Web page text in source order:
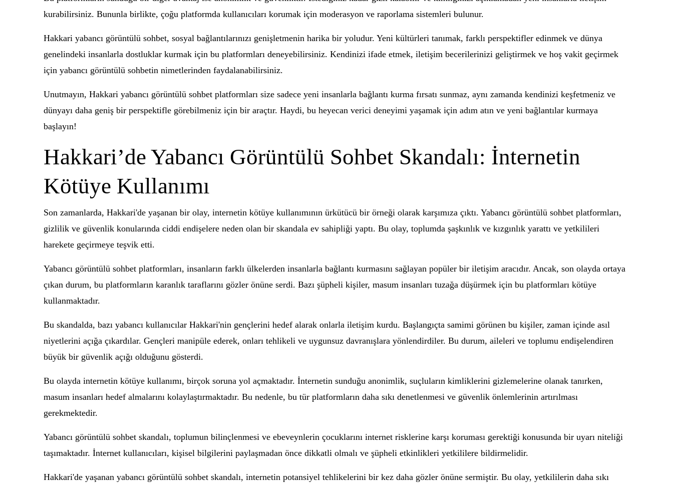
kurabilirsiniz. Bununla birlikte, çoğu platformda kullanıcıları korumak için moderasyon ve raporlama sistemleri bulunur.
Hakkari yabancı görüntülü sohbet, sosyal bağlantılarınızı genişletmenin harika bir yoludur. Yeni kültürleri tanımak, farklı perspektifler edinmek ve dünya
genelindeki insanlarla dostluklar kurmak için bu platformları deneyebilirsiniz. Kendinizi ifade etmek, iletişim becerilerinizi geliştirmek ve hoş vakit geçirmek
için yabancı görüntülü sohbetin nimetlerinden faydalanabilirsiniz.
Unutmayın, Hakkari yabancı görüntülü sohbet platformları size sadece yeni insanlarla bağlantı kurma fırsatı sunmaz, aynı zamanda kendinizi keşfetmeniz ve
dünyayı daha geniş bir perspektifle görebilmeniz için bir araçtır. Haydi, bu heyecan verici deneyimi yaşamak için adım atın ve yeni bağlantılar kurmaya
başlayın!
Hakkari’de Yabancı Görüntülü Sohbet Skandalı: İnternetin
Kötüye Kullanımı
Son zamanlarda, Hakkari'de yaşanan bir olay, internetin kötüye kullanımının ürkütücü bir örneği olarak karşımıza çıktı. Yabancı görüntülü sohbet platformları,
gizlilik ve güvenlik konularında ciddi endişelere neden olan bir skandala ev sahipliği yaptı. Bu olay, toplumda şaşkınlık ve kızgınlık yarattı ve yetkilileri
harekete geçirmeye teşvik etti.
Yabancı görüntülü sohbet platformları, insanların farklı ülkelerden insanlarla bağlantı kurmasını sağlayan popüler bir iletişim aracıdır. Ancak, son olayda ortaya
çıkan durum, bu platformların karanlık taraflarını gözler önüne serdi. Bazı şüpheli kişiler, masum insanları tuzağa düşürmek için bu platformları kötüye
kullanmaktadır.
Bu skandalda, bazı yabancı kullanıcılar Hakkari'nin gençlerini hedef alarak onlarla iletişim kurdu. Başlangıçta samimi görünen bu kişiler, zaman içinde asıl
niyetlerini açığa çıkardılar. Gençleri manipüle ederek, onları tehlikeli ve uygunsuz davranışlara yönlendirdiler. Bu durum, aileleri ve toplumu endişelendiren
büyük bir güvenlik açığı olduğunu gösterdi.
Bu olayda internetin kötüye kullanımı, birçok soruna yol açmaktadır. İnternetin sunduğu anonimlik, suçluların kimliklerini gizlemelerine olanak tanırken,
masum insanları hedef almalarını kolaylaştırmaktadır. Bu nedenle, bu tür platformların daha sıkı denetlenmesi ve güvenlik önlemlerinin artırılması
gerekmektedir.
Yabancı görüntülü sohbet skandalı, toplumun bilinçlenmesi ve ebeveynlerin çocuklarını internet risklerine karşı koruması gerektiği konusunda bir uyarı niteliği
taşımaktadır. İnternet kullanıcıları, kişisel bilgilerini paylaşmadan önce dikkatli olmalı ve şüpheli etkinlikleri yetkililere bildirmelidir.
Hakkari'de yaşanan yabancı görüntülü sohbet skandalı, internetin potansiyel tehlikelerini bir kez daha gözler önüne sermiştir. Bu olay, yetkililerin daha sıkı